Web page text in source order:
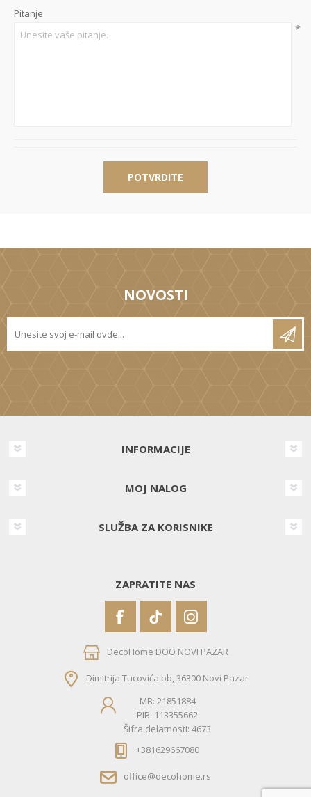
Pitanje
*
POTVRDITE
NOVOSTI
INFORMACIJE
MOJ NALOG
SLUŽBA ZA KORISNIKE
ZAPRATITE NAS
DecoHome DOO NOVI PAZAR
Dimitrija Tucovića bb, 36300 Novi Pazar
MB: 21851884
PIB: 113355662
Šifra delatnosti: 4673
+381629667080
office@decohome.rs